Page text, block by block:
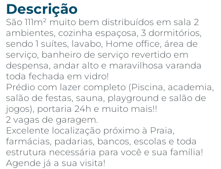
Descrição
São 111m² muito bem distribuídos em sala 2
ambientes, cozinha espaçosa, 3 dormitórios,
sendo 1 suítes, lavabo, Home office, área de
serviço, banheiro de serviço revertido em
despensa, andar alto e maravilhosa varanda
toda fechada em vidro!
Prédio com lazer completo (Piscina, academia,
salão de festas, sauna, playground e salão de
jogos), portaria 24h e muito mais!!
2 vagas de garagem.
Excelente localização próximo à Praia,
farmácias, padarias, bancos, escolas e toda
estrutura necessária para você e sua família!
Agende já a sua visita!